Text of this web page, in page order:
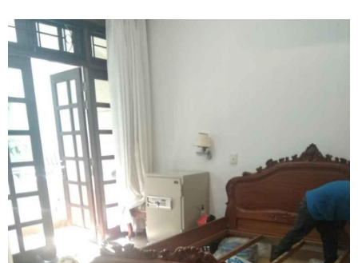
chuyên sâu để không làm hỏng hóc kết cấu hay làm trầy xước vẻ
đẹp nguyên bản. Chuyển nhà Khôi Nguyên mang đến đội ngũ thợ
tháo ráp nội thất chuyên nghiệp tại Quận Bình Thạnh, cam kết thi
công tận tâm và bảo vệ tài sản gỗ quý của bạn một cách hoàn hảo
nhất.